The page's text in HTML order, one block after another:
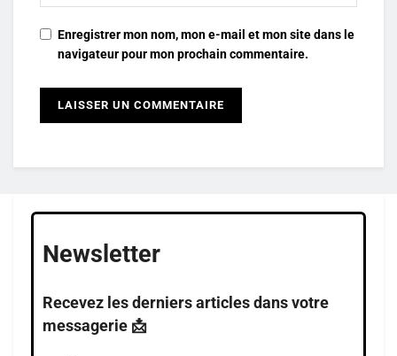
Enregistrer mon nom, mon e-mail et mon site dans le
navigateur pour mon prochain commentaire.
Newsletter
Recevez les derniers articles dans votre
messagerie 📩